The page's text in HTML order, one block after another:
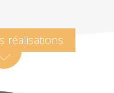
réalisations